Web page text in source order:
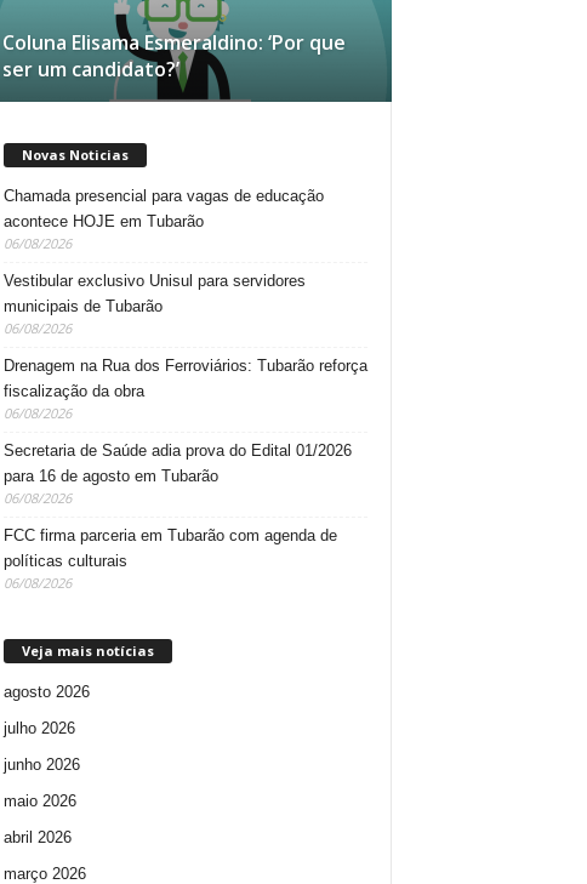
Coluna Elisama Esmeraldino: ‘Por que
ser um candidato?’
Novas Noticias
Chamada presencial para vagas de educação
acontece HOJE em Tubarão
06/08/2026
Vestibular exclusivo Unisul para servidores
municipais de Tubarão
06/08/2026
Drenagem na Rua dos Ferroviários: Tubarão reforça
fiscalização da obra
06/08/2026
Secretaria de Saúde adia prova do Edital 01/2026
para 16 de agosto em Tubarão
06/08/2026
FCC firma parceria em Tubarão com agenda de
políticas culturais
06/08/2026
Veja mais notícias
agosto 2026
julho 2026
junho 2026
maio 2026
abril 2026
março 2026